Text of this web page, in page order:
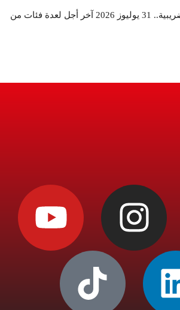
الإقرارات والأداءات الضريبية.. 31 يوليوز 2026 آخر أجل لعدة فئات من